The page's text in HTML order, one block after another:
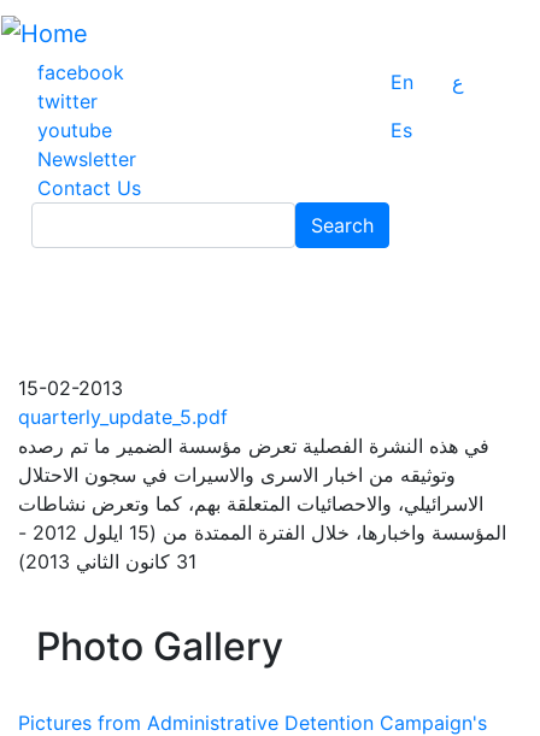
Skip
main
content
facebook
twitter
youtube
Newsletter
Contact Us
En
ع
Es
Search
15-02-2013
quarterly_update_5.pdf
في هذه النشرة الفصلية تعرض مؤسسة الضمير ما تم رصده
وتوثيقه من اخبار الاسرى والاسيرات في سجون الاحتلال
الاسرائيلي، والاحصائيات المتعلقة بهم، كما وتعرض نشاطات
المؤسسة واخبارها، خلال الفترة الممتدة من (15 ايلول 2012 -
31 كانون الثاني 2013)
Photo Gallery
Pictures from Administrative Detention Campaign's